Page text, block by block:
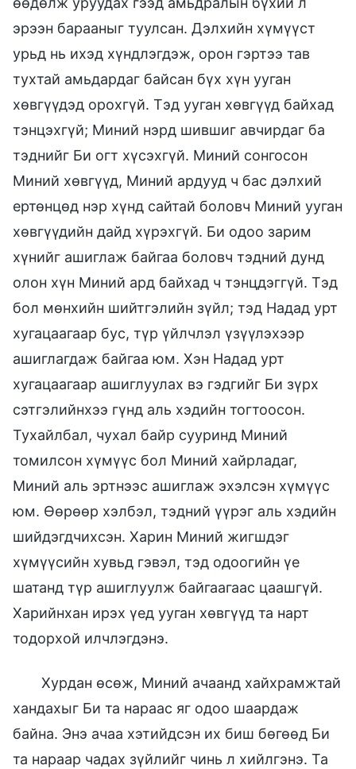
эрээн барааныг туулсан. Дэлхийн хүмүүст
урьд нь ихэд хүндлэгдэж, орон гэртээ тав
тухтай амьдардаг байсан бүх хүн ууган
хөвгүүдэд орохгүй. Тэд ууган хөвгүүд байхад
тэнцэхгүй; Миний нэрд шившиг авчирдаг ба
тэднийг Би огт хүсэхгүй. Миний сонгосон
Миний хөвгүүд, Миний ардууд ч бас дэлхий
ертөнцөд нэр хүнд сайтай боловч Миний ууган
хөвгүүдийн дайд хүрэхгүй. Би одоо зарим
хүнийг ашиглаж байгаа боловч тэдний дунд
олон хүн Миний ард байхад ч тэнцдэггүй. Тэд
бол мөнхийн шийтгэлийн зүйл; тэд Надад урт
хугацаагаар бус, түр үйлчлэл үзүүлэхээр
ашиглагдаж байгаа юм. Хэн Надад урт
хугацаагаар ашиглуулах вэ гэдгийг Би зүрх
сэтгэлийнхээ гүнд аль хэдийн тогтоосон.
Тухайлбал, чухал байр сууринд Миний
томилсон хүмүүс бол Миний хайрладаг,
Миний аль эртнээс ашиглаж эхэлсэн хүмүүс
юм. Өөрөөр хэлбэл, тэдний үүрэг аль хэдийн
шийдэгдчихсэн. Харин Миний жигшдэг
хүмүүсийн хувьд гэвэл, тэд одоогийн үе
шатанд түр ашиглуулж байгаагаас цаашгүй.
Харийнхан ирэх үед ууган хөвгүүд та нарт
тодорхой илчлэгдэнэ.
Хурдан өсөж, Миний ачаанд хайхрамжтай
хандахыг Би та нараас яг одоо шаардаж
байна. Энэ ачаа хэтийдсэн их биш бөгөөд Би
та нараар чадах зүйлийг чинь л хийлгэнэ. Та